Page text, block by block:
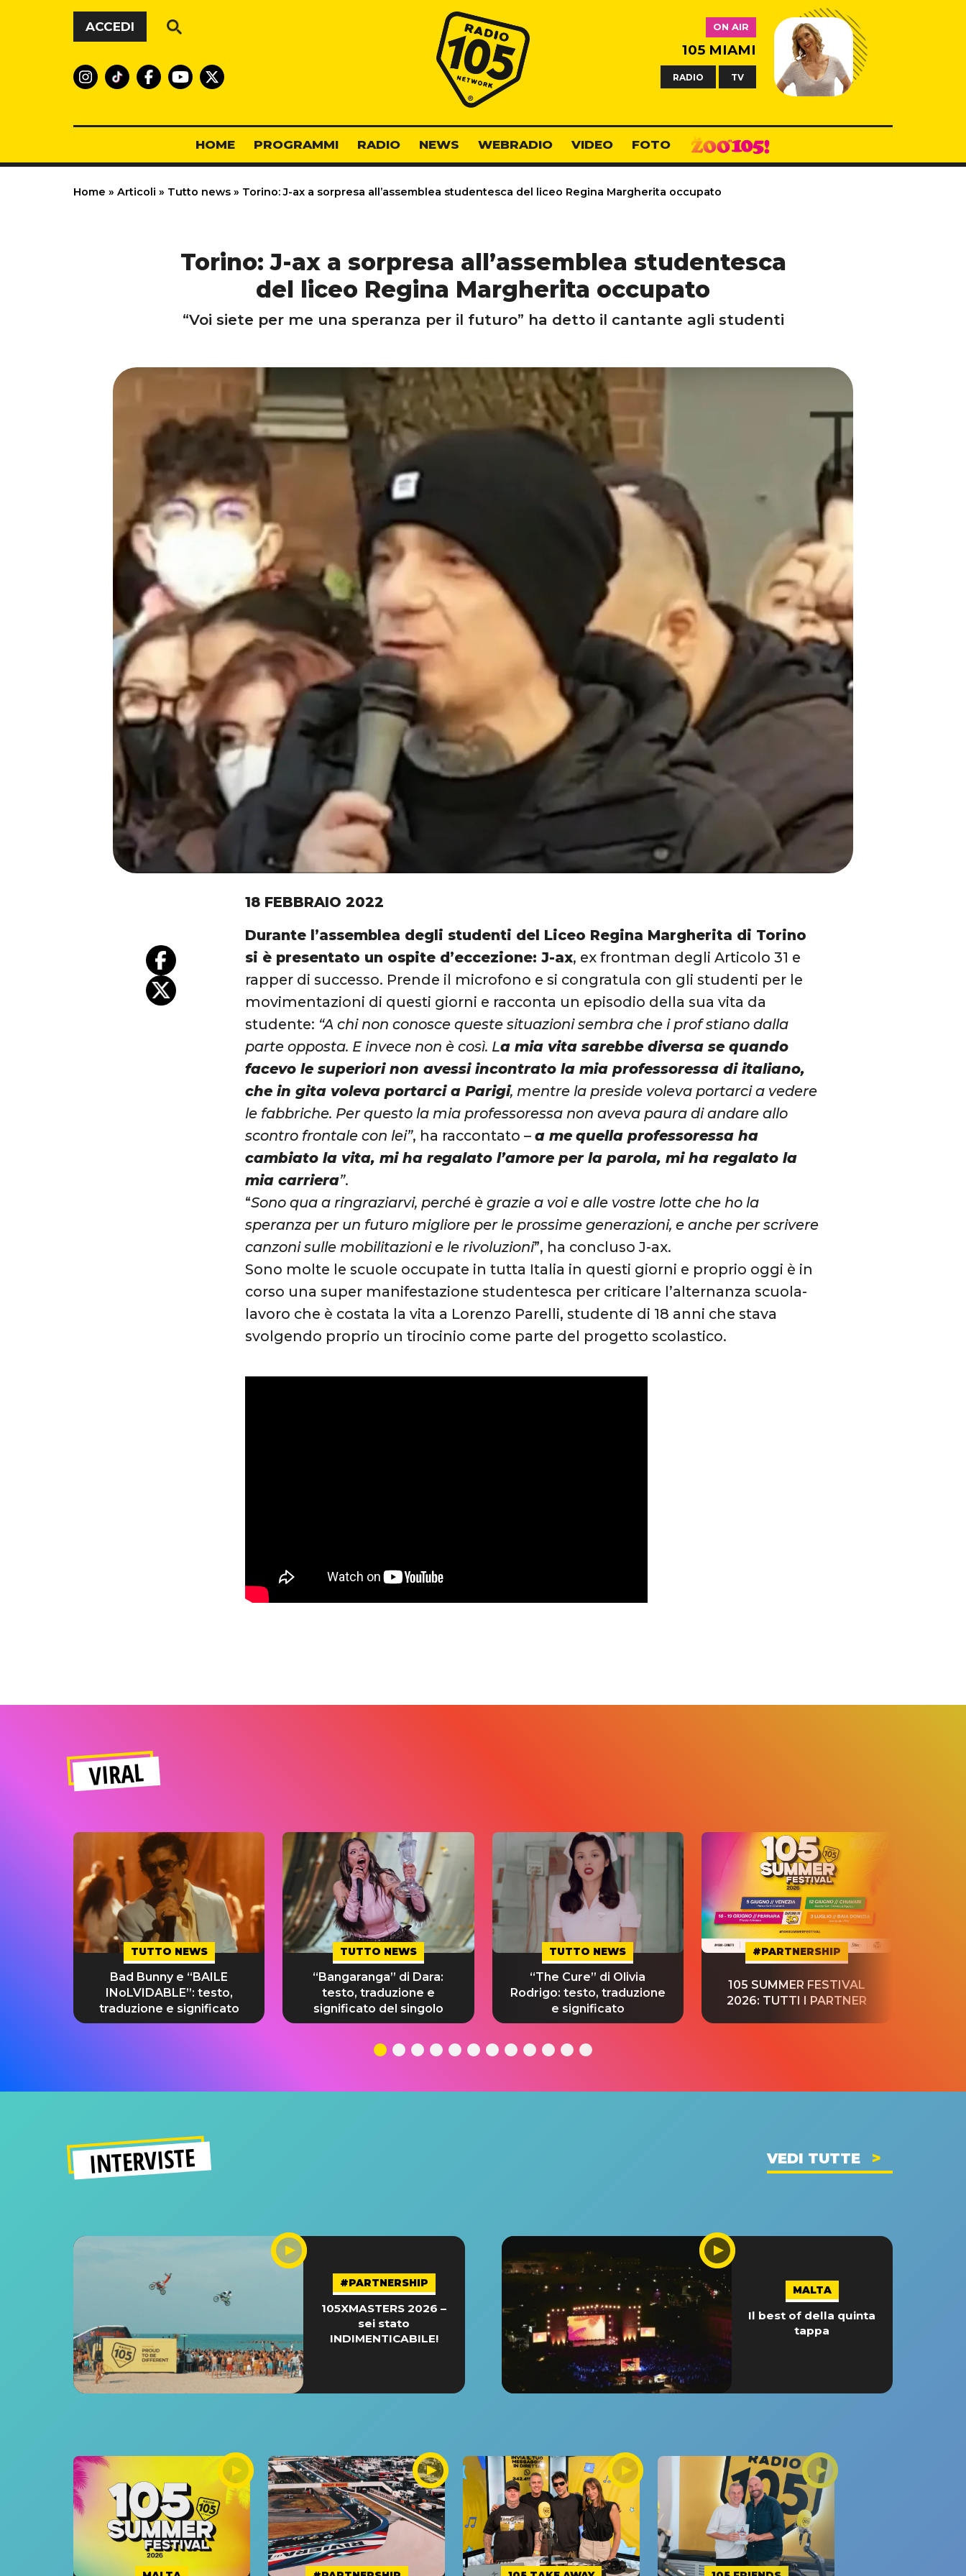
Vai al contenuto
ACCEDI
Radio 105
ON AIR
105 MIAMI
RADIO TV
HOME PROGRAMMI RADIO NEWS WEBRADIO VIDEO FOTO
Home » Articoli » Tutto news » Torino: J-ax a sorpresa all’assemblea studentesca del liceo Regina Margherita occupato
Torino: J-ax a sorpresa all’assemblea studentesca
del liceo Regina Margherita occupato
“Voi siete per me una speranza per il futuro” ha detto il cantante agli studenti
18 FEBBRAIO 2022
Durante l’assemblea degli studenti del Liceo Regina Margherita di Torino
si è presentato un ospite d’eccezione: J-ax, ex frontman degli Articolo 31 e
rapper di successo. Prende il microfono e si congratula con gli studenti per le
movimentazioni di questi giorni e racconta un episodio della sua vita da
studente: “A chi non conosce queste situazioni sembra che i prof stiano dalla
parte opposta. E invece non è così. La mia vita sarebbe diversa se quando
facevo le superiori non avessi incontrato la mia professoressa di italiano,
che in gita voleva portarci a Parigi, mentre la preside voleva portarci a vedere
le fabbriche. Per questo la mia professoressa non aveva paura di andare allo
scontro frontale con lei”, ha raccontato –a me quella professoressa ha
cambiato la vita, mi ha regalato l’amore per la parola, mi ha regalato la
mia carriera”.
“Sono qua a ringraziarvi, perché è grazie a voi e alle vostre lotte che ho la
speranza per un futuro migliore per le prossime generazioni, e anche per scrivere
canzoni sulle mobilitazioni e le rivoluzioni”, ha concluso J-ax.
Sono molte le scuole occupate in tutta Italia in questi giorni e proprio oggi è in
corso una super manifestazione studentesca per criticare l’alternanza scuola-
lavoro che è costata la vita a Lorenzo Parelli, studente di 18 anni che stava
svolgendo proprio un tirocinio come parte del progetto scolastico.
VIRAL
TUTTO NEWS
Bad Bunny e “BAILE
INoLVIDABLE”: testo,
traduzione e significato
TUTTO NEWS
“Bangaranga” di Dara:
testo, traduzione e
significato del singolo
TUTTO NEWS
“The Cure” di Olivia
Rodrigo: testo, traduzione
e significato
#PARTNERSHIP
105 SUMMER FESTIVAL
2026: TUTTI I PARTNER
INTERVISTE VEDI TUTTE
#PARTNERSHIP
105XMASTERS 2026 –
sei stato
INDIMENTICABILE!
MALTA
Il best of della quinta
tappa